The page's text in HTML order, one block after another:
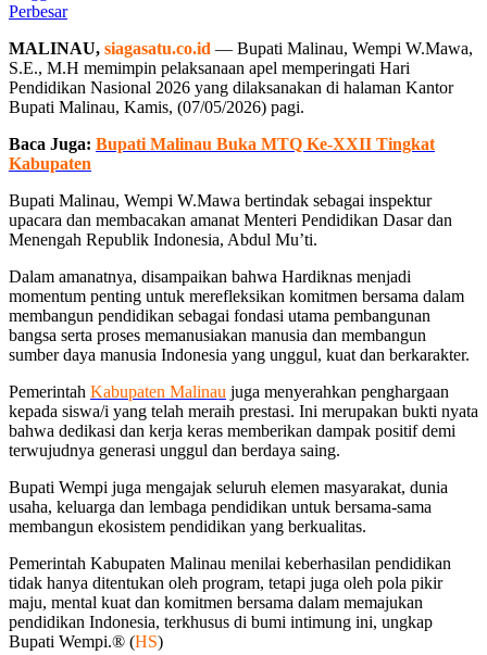
Perbesar
MALINAU, siagasatu.co.id — Bupati Malinau, Wempi W.Mawa,
S.E., M.H memimpin pelaksanaan apel memperingati Hari
Pendidikan Nasional 2026 yang dilaksanakan di halaman Kantor
Bupati Malinau, Kamis, (07/05/2026) pagi.
Baca Juga: Bupati Malinau Buka MTQ Ke-XXII Tingkat
Kabupaten
Bupati Malinau, Wempi W.Mawa bertindak sebagai inspektur
upacara dan membacakan amanat Menteri Pendidikan Dasar dan
Menengah Republik Indonesia, Abdul Mu’ti.
Dalam amanatnya, disampaikan bahwa Hardiknas menjadi
momentum penting untuk merefleksikan komitmen bersama dalam
membangun pendidikan sebagai fondasi utama pembangunan
bangsa serta proses memanusiakan manusia dan membangun
sumber daya manusia Indonesia yang unggul, kuat dan berkarakter.
Pemerintah Kabupaten Malinau juga menyerahkan penghargaan
kepada siswa/i yang telah meraih prestasi. Ini merupakan bukti nyata
bahwa dedikasi dan kerja keras memberikan dampak positif demi
terwujudnya generasi unggul dan berdaya saing.
Bupati Wempi juga mengajak seluruh elemen masyarakat, dunia
usaha, keluarga dan lembaga pendidikan untuk bersama-sama
membangun ekosistem pendidikan yang berkualitas.
Pemerintah Kabupaten Malinau menilai keberhasilan pendidikan
tidak hanya ditentukan oleh program, tetapi juga oleh pola pikir
maju, mental kuat dan komitmen bersama dalam memajukan
pendidikan Indonesia, terkhusus di bumi intimung ini, ungkap
Bupati Wempi.® (HS)